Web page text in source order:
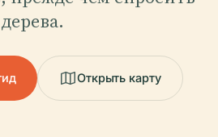
Открыть карту